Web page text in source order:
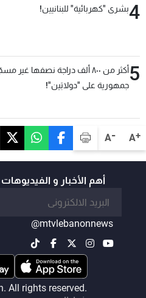
A+
A-
4بشرى "كهربائية" للبنانيين!
5
أكثر من ٨٠٠ ألف دراجة نصفها غير
جمهورية على "دولابَين"!
أهم الأخبار و
@mtvlebanonnews
All rights reserved.